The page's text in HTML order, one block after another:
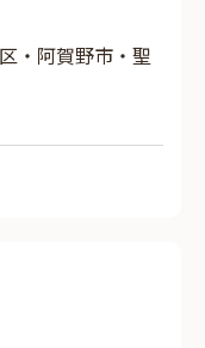
・阿賀野市・聖